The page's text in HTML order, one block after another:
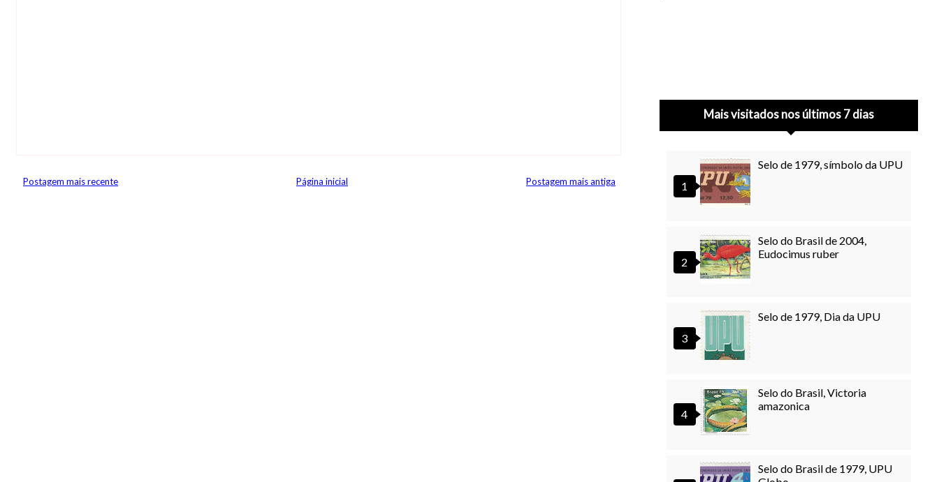
Postagem mais recente Postagem mais antiga
Página inicial
Mais visitados nos últimos 7 dias
Selo de 1979, símbolo da UPU
Selo do Brasil de 2004,
Eudocimus ruber
Selo de 1979, Dia da UPU
Selo do Brasil, Victoria
amazonica
Selo do Brasil de 1979, UPU